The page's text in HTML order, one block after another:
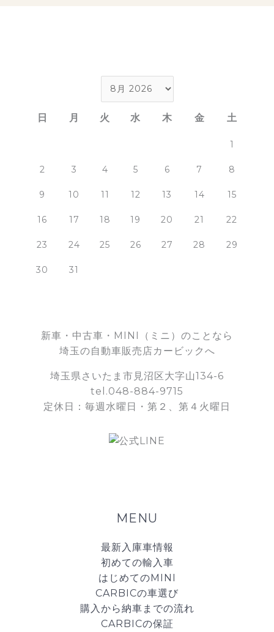
日 月 火 水 木 金 土
1
2 3 4 5 6 7 8
9 10 11 12 13 14 15
16 17 18 19 20 21 22
23 24 25 26 27 28 29
30 31
新車・中古車・MINI（ミニ）のことなら
埼玉の自動車販売店カービックへ
埼玉県さいたま市見沼区大字山134-6
tel.048-884-9715
定休日：毎週水曜日・第２、第４火曜日
MENU
最新入庫車情報
初めての輸入車
はじめてのMINI
CARBICの車選び
購入から納車までの流れ
CARBICの保証